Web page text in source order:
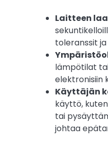
Laitteen
toleranssit
lämpötilat
elektronisiin
Käyttäjän
käyttö,
tai
johtaa